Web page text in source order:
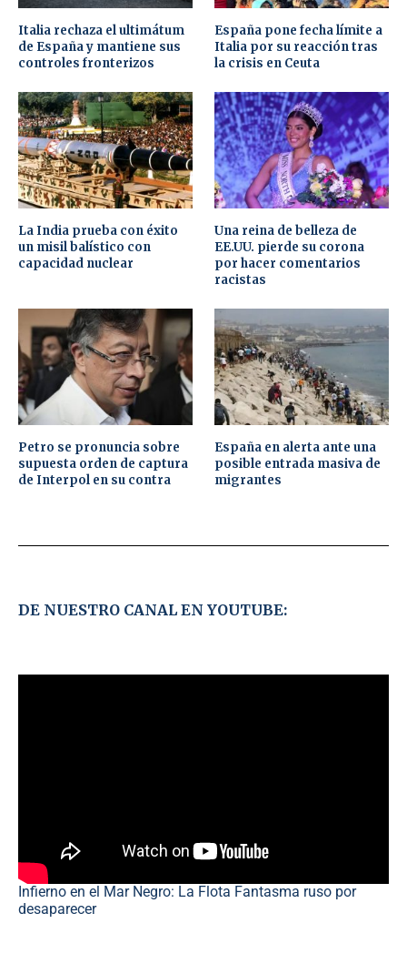
Italia rechaza el ultimátum
de España y mantiene sus
controles fronterizos
España pone fecha límite a
Italia por su reacción tras
la crisis en Ceuta
La India prueba con éxito
un misil balístico con
capacidad nuclear
Una reina de belleza de
EE.UU. pierde su corona
por hacer comentarios
racistas
Petro se pronuncia sobre
supuesta orden de captura
de Interpol en su contra
España en alerta ante una
posible entrada masiva de
migrantes
DE NUESTRO CANAL EN YOUTUBE:
Infierno en el Mar Negro: La Flota Fantasma ruso por
desaparecer